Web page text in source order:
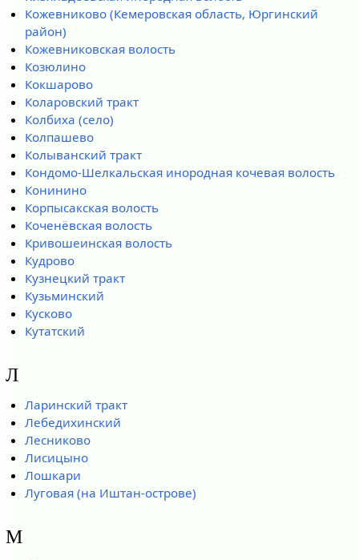
Кожевниково (Кемеровская область, Юргинский
район)
Кожевниковская волость
Козюлино
Кокшарово
Коларовский тракт
Колбиха (село)
Колпашево
Колыванский тракт
Кондомо-Шелкальская инородная кочевая волость
Конинино
Корпысакская волость
Коченёвская волость
Кривошеинская волость
Кудрово
Кузнецкий тракт
Кузьминский
Кусково
Кутатский
Л
Ларинский тракт
Лебедихинский
Лесниково
Лисицыно
Лошкари
Луговая (на Иштан-острове)
М